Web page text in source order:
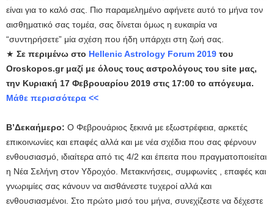
είναι για το καλό σας. Πιο παραμελημένο αφήνετε αυτό το μήνα τον
αισθηματικό σας τομέα, σας δίνεται όμως η ευκαιρία να
“συντηρήσετε” μία σχέση που ήδη υπάρχει στη ζωή σας.
★ Σε περιμένω στο Hellenic Astrology Forum 2019 του
Oroskopos.gr μαζί με όλους τους αστρολόγους του site μας,
την Κυριακή 17 Φεβρουαρίου 2019 στις 17:00 το απόγευμα.
Μάθε περισσότερα <<
Β’Δεκαήμερο: Ο Φεβρουάριος ξεκινά με εξωστρέφεια, αρκετές
επικοινωνίες και επαφές αλλά και με νέα σχέδια που σας φέρνουν
ενθουσιασμό, ιδιαίτερα από τις 4/2 και έπειτα που πραγματοποιείται
η Νέα Σελήνη στον Υδροχόο. Μετακινήσεις, συμφωνίες , επαφές και
γνωριμίες σας κάνουν να αισθάνεστε τυχεροί αλλά και
ενθουσιασμένοι. Στο πρώτο μισό του μήνα, συνεχίζεστε να δέχεστε